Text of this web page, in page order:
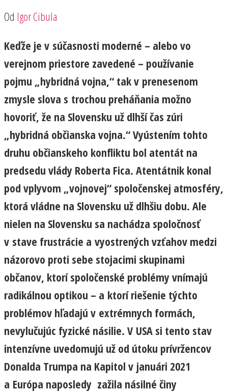
Od Igor Cibula
Keďže je v súčasnosti moderné – alebo vo
verejnom priestore zavedené – používanie
pojmu „hybridná vojna,“ tak v prenesenom
zmysle slova s trochou preháňania možno
hovoriť, že na Slovensku už dlhší čas zúri
„hybridná občianska vojna.“ Vyústením tohto
druhu občianskeho konfliktu bol atentát na
predsedu vlády Roberta Fica. Atentátnik konal
pod vplyvom „vojnovej“ spoločenskej atmosféry,
ktorá vládne na Slovensku už dlhšiu dobu. Ale
nielen na Slovensku sa nachádza spoločnosť
v stave frustrácie a vyostrených vzťahov medzi
názorovo proti sebe stojacimi skupinami
občanov, ktorí spoločenské problémy vnímajú
radikálnou optikou – a ktorí riešenie týchto
problémov hľadajú v extrémnych formách,
nevylučujúc fyzické násilie. V USA si tento stav
intenzívne uvedomujú už od útoku prívržencov
Donalda Trumpa na Kapitol v januári 2021
a Európa naposledy zažila násilné činy